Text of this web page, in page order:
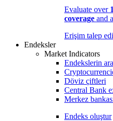
Evaluate over
coverage and
Erişim talep
Endeksler
Market Indicators
Endekslerin
Döviz çiftleri
Central Bank
Merkez
Endeks oluştur